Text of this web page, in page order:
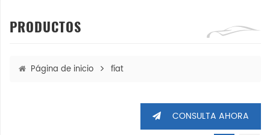
PRODUCTOS
Página de inicio fíat
CONSULTA AHORA